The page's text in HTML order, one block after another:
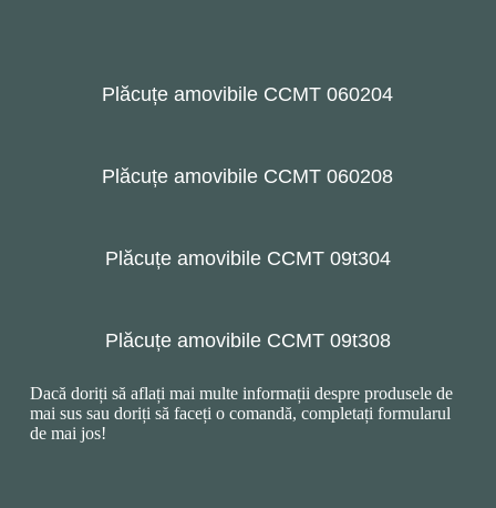
Plăcuțe amovibile CCMT 060204
Plăcuțe amovibile CCMT 060208
Plăcuțe amovibile CCMT 09t304
Plăcuțe amovibile CCMT 09t308
Dacă doriți să aflați mai multe informații despre produsele de
mai sus sau doriți să faceți o comandă, completați formularul
de mai jos!